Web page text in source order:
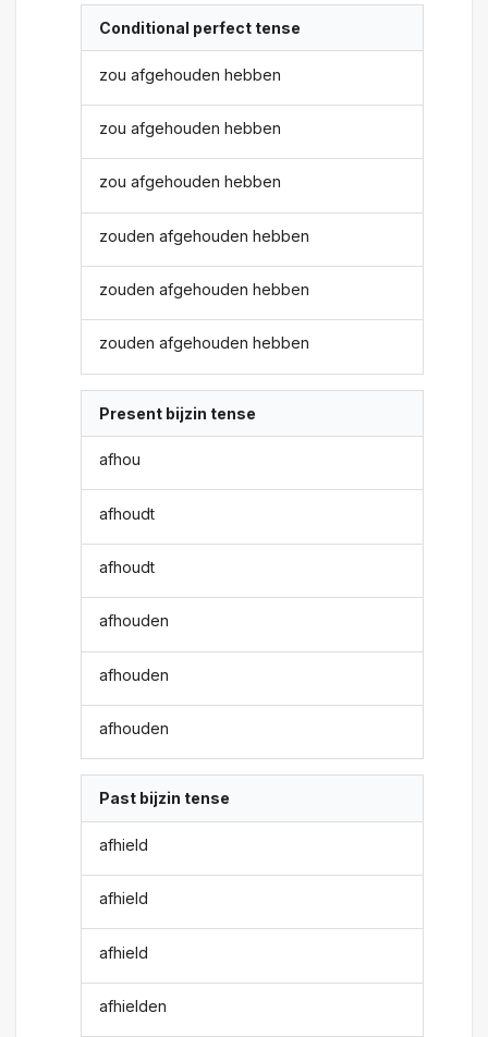
Conditional perfect tense
zou afgehouden hebben
zou afgehouden hebben
zou afgehouden hebben
zouden afgehouden hebben
zouden afgehouden hebben
zouden afgehouden hebben
Present bijzin tense
afhou
afhoudt
afhoudt
afhouden
afhouden
afhouden
Past bijzin tense
afhield
afhield
afhield
afhielden